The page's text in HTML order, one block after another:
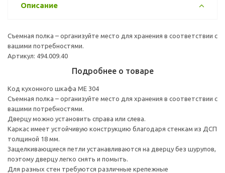
Описание
Съемная полка – организуйте место для хранения в соответствии с
вашими потребностями.
Артикул: 494.009.40
Подробнее о товаре
Код кухонного шкафа ME 304
Съемная полка – организуйте место для хранения в соответствии с
вашими потребностями.
Дверцу можно установить справа или слева.
Каркас имеет устойчивую конструкцию благодаря стенкам из ДСП
толщиной 18 мм.
Защелкивающиеся петли устанавливаются на дверцу без шурупов,
поэтому дверцу легко снять и помыть.
Для разных стен требуются различные крепежные